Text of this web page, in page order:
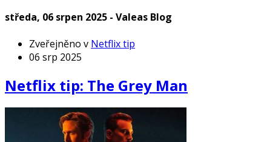
středa, 06 srpen 2025 - Valeas Blog
Zveřejněno v Netflix tip
06 srp 2025
Netflix tip: The Grey Man